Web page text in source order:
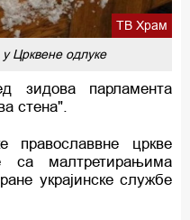
ТВ Храм
Црквене одлуке
зидова парламента
стена".
православвне цркве
са малтретирањима
украјинске службе